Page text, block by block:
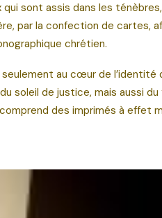
sont assis dans les ténèbres,
par la confection de cartes,
chrétien.
au cœur de l’identité
soleil de justice, mais aussi
des imprimés à effet